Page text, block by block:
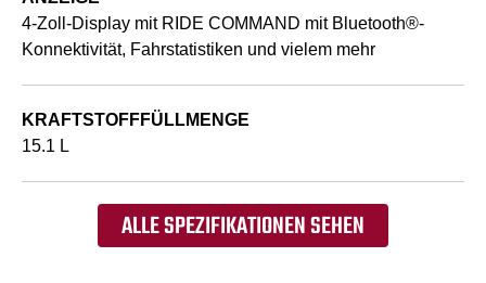
4-Zoll-Display mit RIDE COMMAND mit Bluetooth®-
Konnektivität, Fahrstatistiken und vielem mehr
KRAFTSTOFFFÜLLMENGE
15.1 L
ALLE SPEZIFIKATIONEN SEHEN